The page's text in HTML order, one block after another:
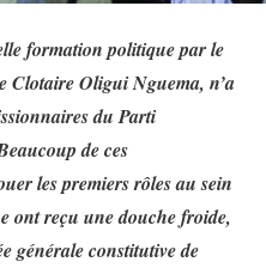
formation politique par le
Clotaire Oligui Nguema, n’a
du Parti
de ces
les premiers rôles au sein
ont reçu une douche froide,
générale constitutive de